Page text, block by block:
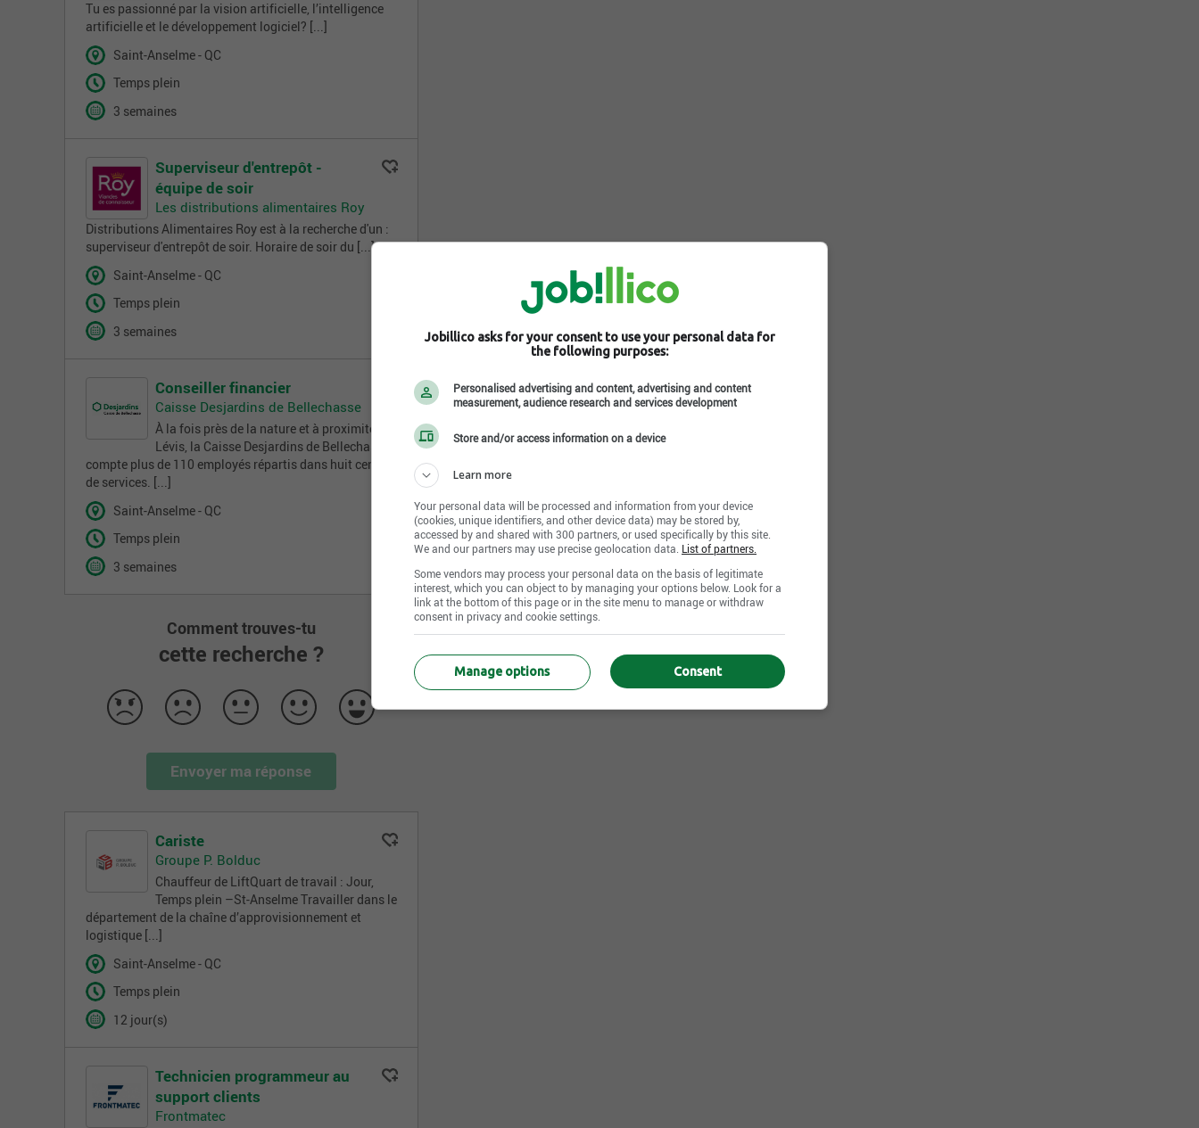
Tu es passionné par la vision artificielle, l’intelligence
artificielle et le développement logiciel? [...]
Saint-Anselme - QC
Temps plein
3 semaines
Superviseur d'entrepôt -
équipe de soir
Les distributions alimentaires Roy
Distributions Alimentaires Roy est à la recherche d'un :
superviseur d'entrepôt de soir. Horaire de soir du [...]
Saint-Anselme - QC
Temps plein
3 semaines
Conseiller financier
Caisse Desjardins de Bellechasse
À la fois près de la nature et à proximité de
Lévis, la Caisse Desjardins de Bellechasse
compte plus de 110 employés répartis dans huit centres
de services. [...]
Saint-Anselme - QC
Temps plein
3 semaines
Comment trouves-tu
cette recherche ?
Envoyer ma réponse
Cariste
Groupe P. Bolduc
Chauffeur de LiftQuart de travail : Jour,
Temps plein –St-Anselme Travailler dans le
département de la chaîne d’approvisionnement et
logistique [...]
Saint-Anselme - QC
Temps plein
12 jour(s)
Technicien programmeur au
support clients
Frontmatec
Jobillico asks for your consent to use your personal data for
the following purposes:
Personalised advertising and content, advertising and content
measurement, audience research and services development
Store and/or access information on a device
Learn more
Your personal data will be processed and information from your device
(cookies, unique identifiers, and other device data) may be stored by,
accessed by and shared with 300 partners, or used specifically by this site.
We and our partners may use precise geolocation data. List of partners.
Some vendors may process your personal data on the basis of legitimate
interest, which you can object to by managing your options below. Look for a
link at the bottom of this page or in the site menu to manage or withdraw
consent in privacy and cookie settings.
Consent
Manage options